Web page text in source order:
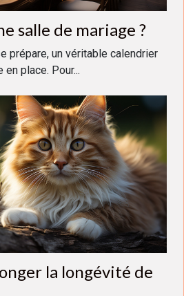
salle de mariage ?
prépare, un véritable calendrier
place. Pour...
la longévité de